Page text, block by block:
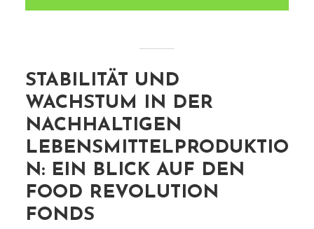
STABILITÄT UND
WACHSTUM IN DER
NACHHALTIGEN
LEBENSMITTELPRODUKTIO
N: EIN BLICK AUF DEN
FOOD REVOLUTION
FONDS